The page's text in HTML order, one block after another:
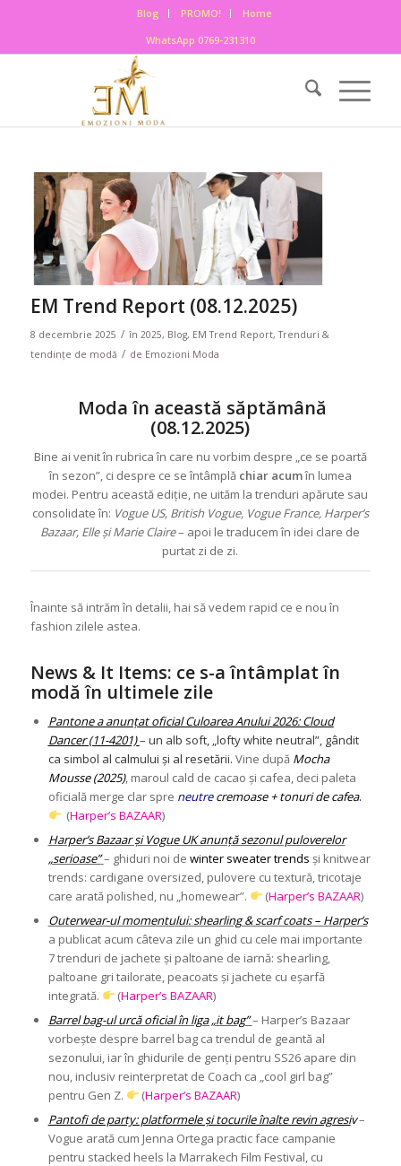
Blog PROMO!
Home
WhatsApp 0769-231310
EM Trend Report (08.12.2025)
8 decembrie 2025 / în 2025, Blog, EM Trend Report,Trenduri &
tendințe de modă / de Emozioni Moda
Moda în această săptămână
(08.12.2025)
Bine ai venit în rubrica în care nu vorbim despre „ce se poartă
în sezon”, ci despre ce se întâmplă chiar acumîn lumea
modei. Pentru această ediție, ne uităm la trenduri apărute sau
consolidate în: Vogue US, British Vogue, Vogue France, Harper’s
Bazaar, Elle și Marie Claire– apoi le traducem în idei clare de
purtat zi de zi.
Înainte să intrăm în detalii, hai să vedem rapid ce e nou în
fashion zilele astea.
News & It Items: ce s-a întâmplat în
modă în ultimele zile
Pantone a anunțat oficial Culoarea Anului 2026: Cloud
Dancer (11-4201)– un alb soft, „lofty white neutral”, gândit
ca simbol al calmului și al resetării. Vine după Mocha
Mousse (2025), maroul cald de cacao și cafea, deci paleta
oficială merge clar spre neutrecremoase + tonuri de cafea.
(Harper’s BAZAAR)
Harper’s Bazaar și Vogue UK anunță sezonul puloverelor
„serioase”– ghiduri noi de winter sweater trends și knitwear
trends: cardigane oversized, pulovere cu textură, tricotaje
care arată polished, nu „homewear”.
(Harper’s BAZAAR)
Outerwear-ul momentului: shearling & scarf coats – Harper’s
a publicat acum câteva zile un ghid cu cele mai importante
7 trenduri de jachete și paltoane de iarnă: shearling,
paltoane gri tailorate, peacoats și jachete cu eșarfă
integrată.
(Harper’s BAZAAR)
Barrel bag-ul urcă oficial în liga „it bag”– Harper’s Bazaar
vorbește despre barrel bag ca trendul de geantă al
sezonului, iar în ghidurile de genți pentru SS26 apare din
nou, inclusiv reinterpretat de Coach ca „cool girl bag”
pentru Gen Z.
(Harper’s BAZAAR)
Pantofi de party: platformele și tocurile înalte revin agresiv–
Vogue arată cum Jenna Ortega practic face campanie
pentru stacked heels la Marrakech Film Festival, cu